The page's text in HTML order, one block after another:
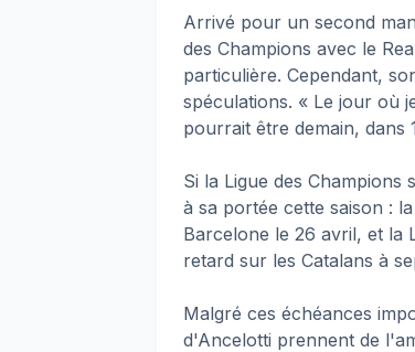
Arrivé pour un second
des Champions avec le
particulière. Cependant,
spéculations. « Le jour où
pourrait être demain,
Si la Ligue des
à sa portée cette saison :
Barcelone le 26 avril, et la
retard sur les Catalans à
Malgré ces échéances
d'Ancelotti prennent de